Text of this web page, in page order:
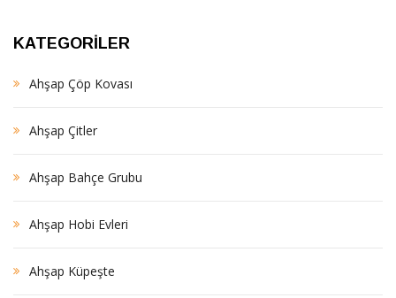
KATEGORILER
Ahşap Çöp Kovası
Ahşap Çitler
Ahşap Bahçe Grubu
Ahşap Hobi Evleri
Ahşap Küpeşte